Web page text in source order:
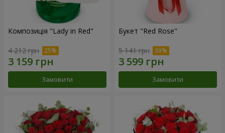
Композиція "Lady in Red"
4 212 грн
Замовити
Букет "Red Rose"
5 141 грн
Замовити